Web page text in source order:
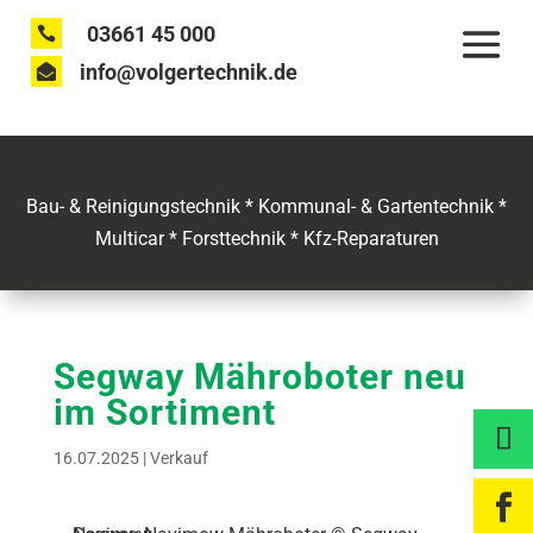
 03661 45 000
 info@volgertechnik.de
Bau- & Reinigungstechnik * Kommunal- & Gartentechnik *
Multicar * Forsttechnik * Kfz-Reparaturen
Segway Mähroboter neu
im Sortiment
16.07.2025|Verkauf